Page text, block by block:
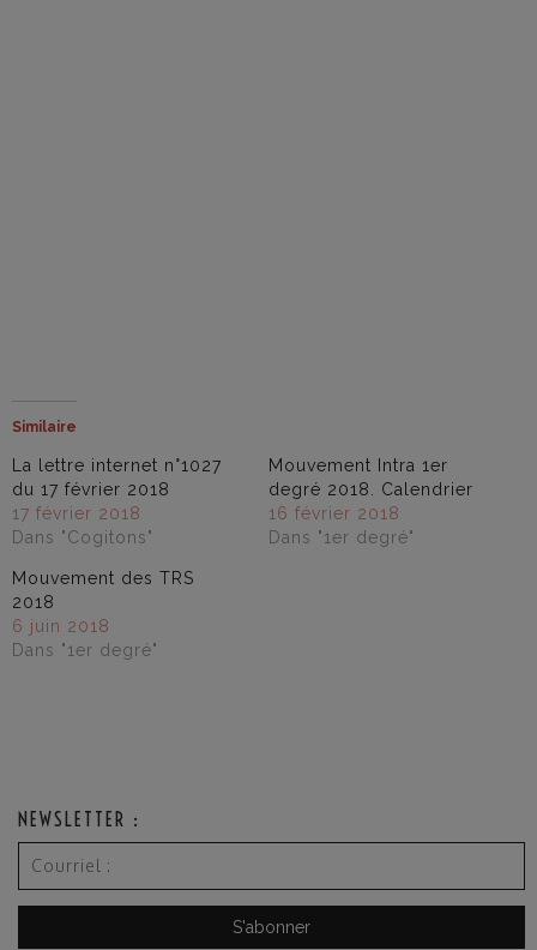
Similaire
La lettre internet n°1027
du 17 février 2018
17 février 2018
Dans "Cogitons"
Mouvement Intra 1er
degré 2018. Calendrier
16 février 2018
Dans "1er degré"
Mouvement des TRS
2018
6 juin 2018
Dans "1er degré"
NEWSLETTER :